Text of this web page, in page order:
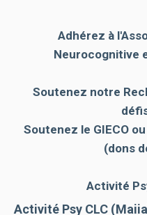
Adhérez à
Neurocognitive
Soutenez notre
Soutenez le GIECOou
(dons
Activité
Activité Psy CLC